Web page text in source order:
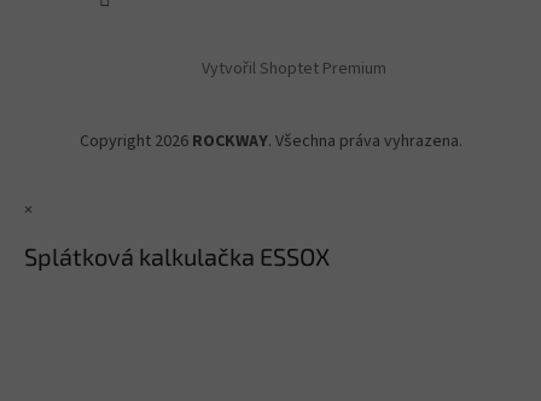
Vytvořil Shoptet Premium
Copyright 2026 ROCKWAY. Všechna práva vyhrazena.
×
Splátková kalkulačka ESSOX